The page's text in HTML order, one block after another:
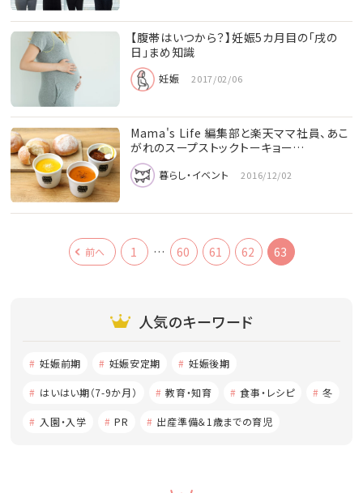
【腹帯はいつから？】妊娠5カ月目の「戌の
日」まめ知識
妊娠 2017/02/06
Mama's Life 編集部と楽天ママ社員、あこ
がれのスープストックトーキョー…
暮らし・イベント 2016/12/02
前へ 1 … 60 61 62 63
人気のキーワード
妊娠前期 妊娠安定期 妊娠後期
はいはい期（7-9か月） 教育・知育 食事・レシピ 冬
入園・入学 PR 出産準備＆1歳までの育児